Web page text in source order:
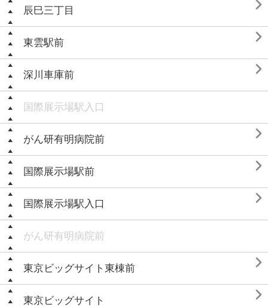
辰巳三丁目 
東雲駅前 
深川車庫前 
国際展示場駅入口
がん研有明病院前 
国際展示場駅前 
国際展示場駅入口 
がん研有明病院前
東京ビッグサイト東棟前 
東京ビッグサイト 